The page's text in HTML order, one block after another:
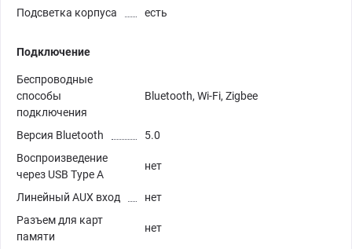
Подсветка корпуса
есть
Подключение
Беспроводные
способы
подключения
Bluetooth, Wi-Fi, Zigbee
Версия Bluetooth
5.0
Воспроизведение
через USB Type A
нет
Линейный AUX вход
нет
Разъем для карт
памяти
нет